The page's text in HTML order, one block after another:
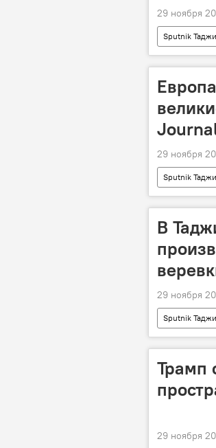
29 ноября
Sputnik
29 ноября
Sputnik
В
29 ноября
Sputnik
Трамп
29 ноября